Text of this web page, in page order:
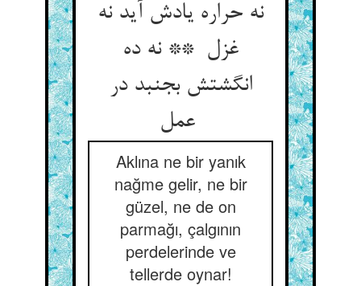
نه حراره یادش آید نه
غزل ** نه ده
انگشتش بجنبد در
Aklına ne bir yanık
nağme gelir, ne bir
güzel, ne de on
parmağı, çalgının
perdelerinde ve
tellerde oynar!